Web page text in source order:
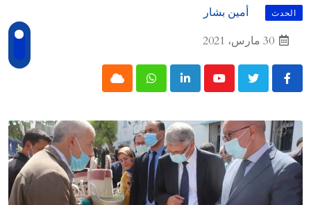
الحدث
أمين بشار
30 مارس، 2021
Youtube
LinkedIn
Whatsapp
Cloud